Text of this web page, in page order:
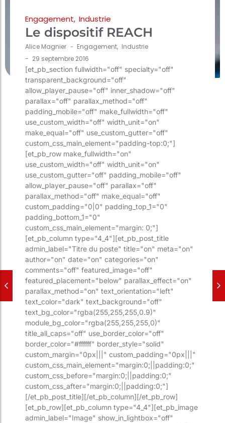
Engagement, Industrie
Le dispositif REACH
Alice Magnier - Engagement, Industrie
- 29 septembre 2016
[et_pb_section fullwidth="off" specialty="off"
transparent_background="off"
allow_player_pause="off" inner_shadow="off"
parallax="off" parallax_method="off"
padding_mobile="off" make_fullwidth="off"
use_custom_width="off" width_unit="on"
make_equal="off" use_custom_gutter="off"
custom_css_main_element="padding-top:0;"]
[et_pb_row make_fullwidth="on"
use_custom_width="off" width_unit="on"
use_custom_gutter="off" padding_mobile="off"
allow_player_pause="off" parallax="off"
parallax_method="off" make_equal="off"
custom_padding="0|0" padding_top_1="0"
padding_bottom_1="0"
custom_css_main_element="margin: 0;"]
[et_pb_column type="4_4"][et_pb_post_title
admin_label="Titre du poste" title="on" meta="on"
author="on" date="on" categories="on"
comments="off" featured_image="off"
featured_placement="below" parallax_effect="on"
parallax_method="on" text_orientation="left"
text_color="dark" text_background="off"
text_bg_color="rgba(255,255,255,0.9)"
module_bg_color="rgba(255,255,255,0)"
title_all_caps="off" use_border_color="off"
border_color="#ffffff" border_style="solid"
custom_margin="0px|||" custom_padding="0px|||"
custom_css_main_element="margin:0;||padding:0;"
custom_css_before="margin:0;||padding:0;"
custom_css_after="margin:0;||padding:0;"]
[/et_pb_post_title][/et_pb_column][/et_pb_row]
[et_pb_row][et_pb_column type="4_4"][et_pb_image
admin_label="Image" show_in_lightbox="off"